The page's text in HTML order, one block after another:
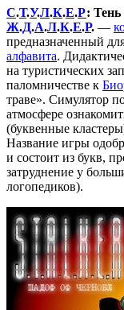
С.Т.У.Л.К.Е.Р:
Ж.Д.А.Л.К.Е.Р. —
предназначенный
алфавита.
на туристических
паломничестве к
траве». Симулятор
атмосфере
(буквенные
Название игры
и состоит из букв,
затруднение у
логопедиков).